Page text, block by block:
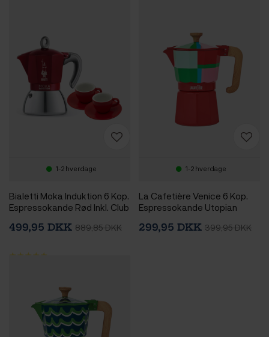
1-2 hverdage
Bialetti Moka Induktion 6 Kop.
Espressokande Rød Inkl. Club
Underkop Mat Rød 7 cl 2 Stk
499,95 DKK 889,85 DKK
1-2 hverdage
La Cafetière Venice 6 Kop.
Espressokande Utopian
299,95 DKK 399,95 DKK